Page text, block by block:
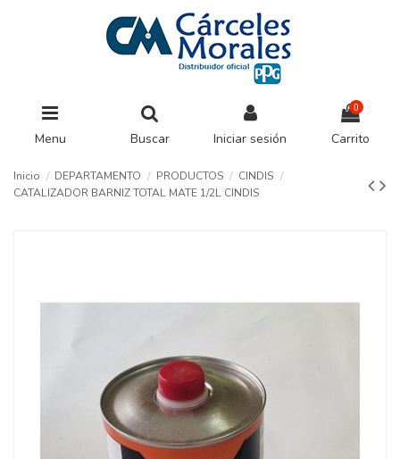
Menu Buscar Iniciar sesión
0
Carrito
Inicio DEPARTAMENTO PRODUCTOS
CINDIS
CATALIZADOR BARNIZ TOTAL MATE 1/2L CINDIS